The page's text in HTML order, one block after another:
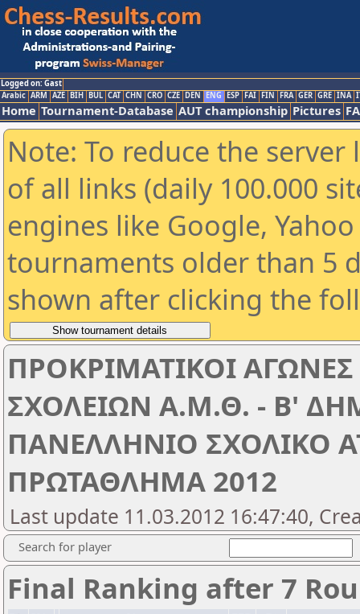
Logged on: Gast
Arabic ARM AZE BIH BUL CAT CHN CRO CZE DEN ENG ESP FAI FIN FRA GER GRE INA
Home Tournament-Database AUT championship Pictures
Note: To reduce the
of all links (daily 100.000
engines like Google,
tournaments older than 5
shown after clicking the
ΠΡΟΚΡΙΜΑΤΙΚΟΙ
ΣΧΟΛΕΙΩΝ Α.Μ.Θ. - Β'
ΠΑΝΕΛΛΗΝΙΟ ΣΧΟΛΙΚΟ
ΠΡΩΤΑΘΛΗΜΑ 2012
Last update 11.03.2012 16:47:40,
Search for player
Final Ranking after 7